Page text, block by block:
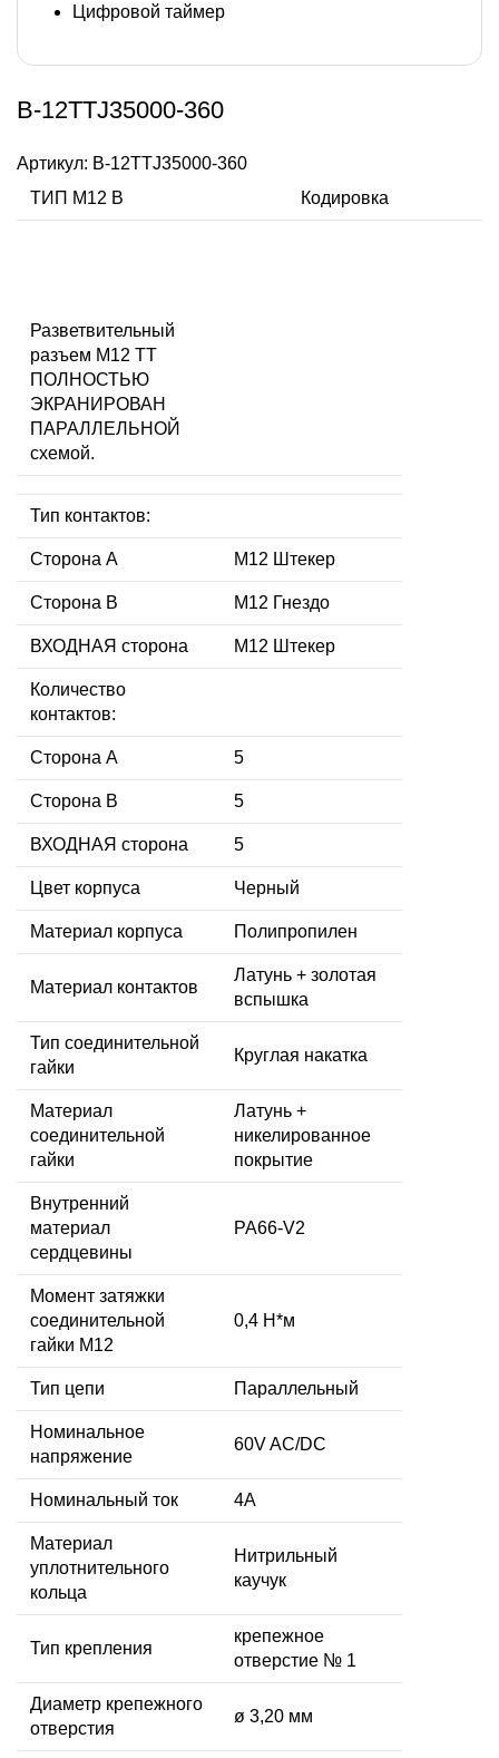
Цифровой таймер
B-12TTJ35000-360
Артикул: B-12TTJ35000-360
ТИП M12 В
Кодировка
Разветвительный
разъем M12 TT
ПОЛНОСТЬЮ
ЭКРАНИРОВАН
ПАРАЛЛЕЛЬНОЙ
схемой.
Тип контактов:
Сторона А M12 Штекер
Сторона В M12 Гнездо
ВХОДНАЯ сторона M12 Штекер
Количество
контактов:
Сторона А 5
Сторона В 5
ВХОДНАЯ сторона 5
Цвет корпуса Черный
Материал корпуса Полипропилен
Материал контактов
Латунь + золотая
вспышка
Тип соединительной
гайки
Круглая накатка
Материал
соединительной
гайки
Латунь +
никелированное
покрытие
Внутренний
материал
сердцевины
PA66-V2
Момент затяжки
соединительной
гайки M12
0,4 Н*м
Тип цепи Параллельный
Номинальное
напряжение
60V AC/DC
Номинальный ток 4А
Материал
уплотнительного
кольца
Нитрильный
каучук
Тип крепления
крепежное
отверстие № 1
Диаметр крепежного
отверстия
ø 3,20 мм